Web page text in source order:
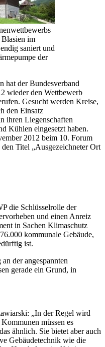
im
saniert und
der
hat der Bundesverband
wieder den Wettbewerb
Gesucht werden Kreise,
den Einsatz
ihren Liegenschaften
Kühlen eingesetzt haben.
2012 beim 10. Forum
Titel „Ausgezeichneter Ort
die Schlüsselrolle der
und einen Anreiz
in Sachen Klimaschutz
kommunale Gebäude,
ist.
der angespannten
gerade ein Grund, in
„In der Regel wird
müssen es
ähnlich. Sie bietet aber auch
Gebäudetechnik wie die